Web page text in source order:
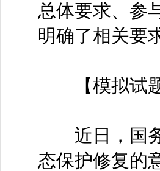
总体要求、参
明确了相关要
【模拟试题
近日，国务
态保护修复的